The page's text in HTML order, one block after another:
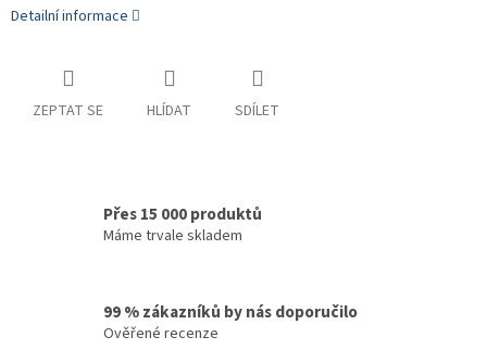
Detailní informace
ZEPTAT SE HLÍDAT SDÍLET
Přes 15 000 produktů
Máme trvale skladem
99 % zákazníků by nás doporučilo
Ověřené recenze